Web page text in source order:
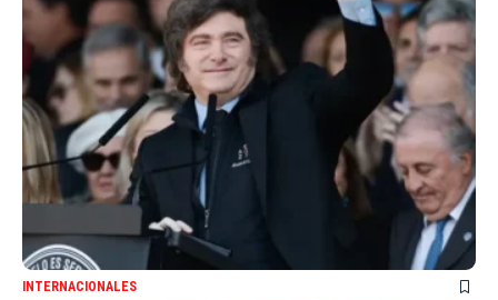
INTERNACIONALES